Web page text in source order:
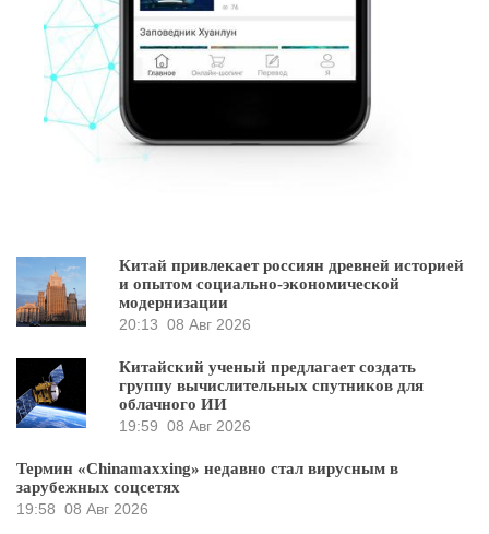
Китай привлекает россиян древней историей
и опытом социально-экономической
модернизации
20:13 08 Авг 2026
Китайский ученый предлагает создать
группу вычислительных спутников для
облачного ИИ
19:59 08 Авг 2026
Термин «Chinamaxxing» недавно стал вирусным в
зарубежных соцсетях
19:58 08 Авг 2026